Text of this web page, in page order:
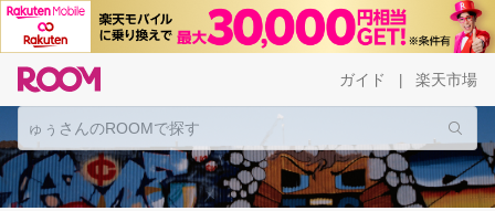
ガイド 楽天市場